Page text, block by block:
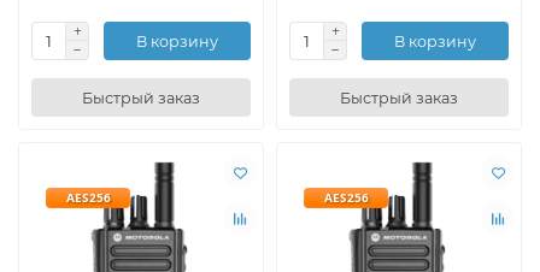
В корзину
Быстрый заказ
В корзину
Быстрый заказ
AES256 AES256